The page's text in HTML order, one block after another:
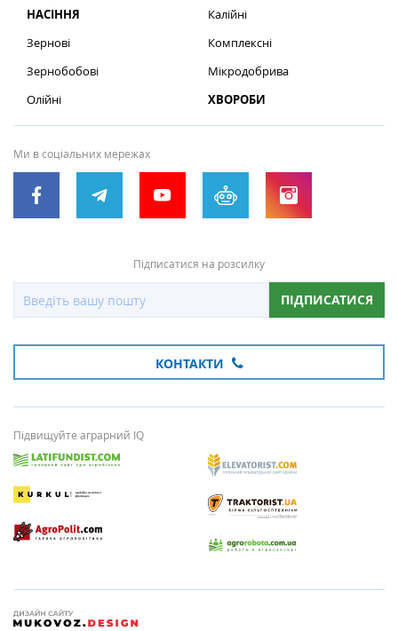
НАСІННЯ
Зернові
Зернобобові
Олійні
Калійні
Комплексні
Мікродобрива
ХВОРОБИ
Ми в соціальних мережах
Підписатися на розсилку
ПІДПИСАТИСЯ
КОНТАКТИ
Підвищуйте аграрний IQ